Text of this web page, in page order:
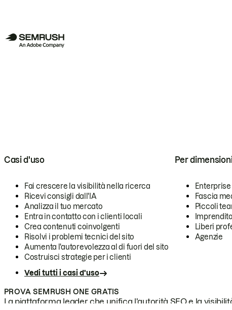
Casi d'uso
Fai crescere la visibilità nella ricerca
Ricevi consigli dall'IA
Analizza il tuo mercato
Entra in contatto con i clienti locali
Crea contenuti coinvolgenti
Risolvi i problemi tecnici del sito
Aumenta l'autorevolezza al di fuori del sito
Costruisci strategie per i clienti
Vedi tutti i casi d'uso
Per
Enterprise
Fascia
Piccoli
Liberi
Agenzie
PROVA SEMRUSH ONE GRATIS
La piattaforma leader che unifica l'autorità SEO e la